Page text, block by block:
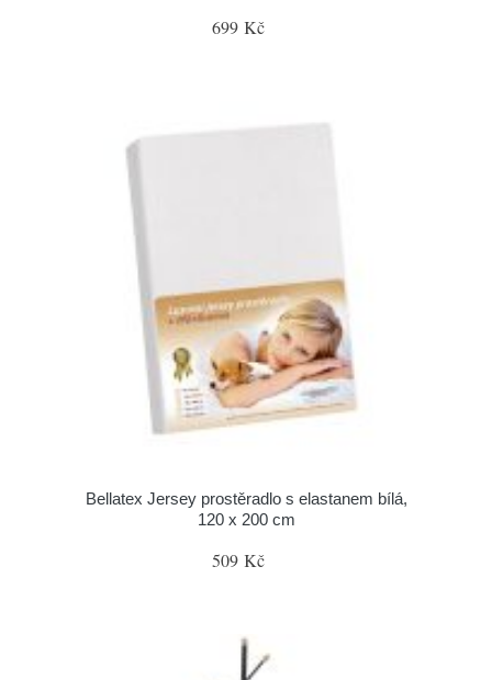
699 Kč
Bellatex Jersey prostěradlo s elastanem bílá,
120 x 200 cm
509 Kč